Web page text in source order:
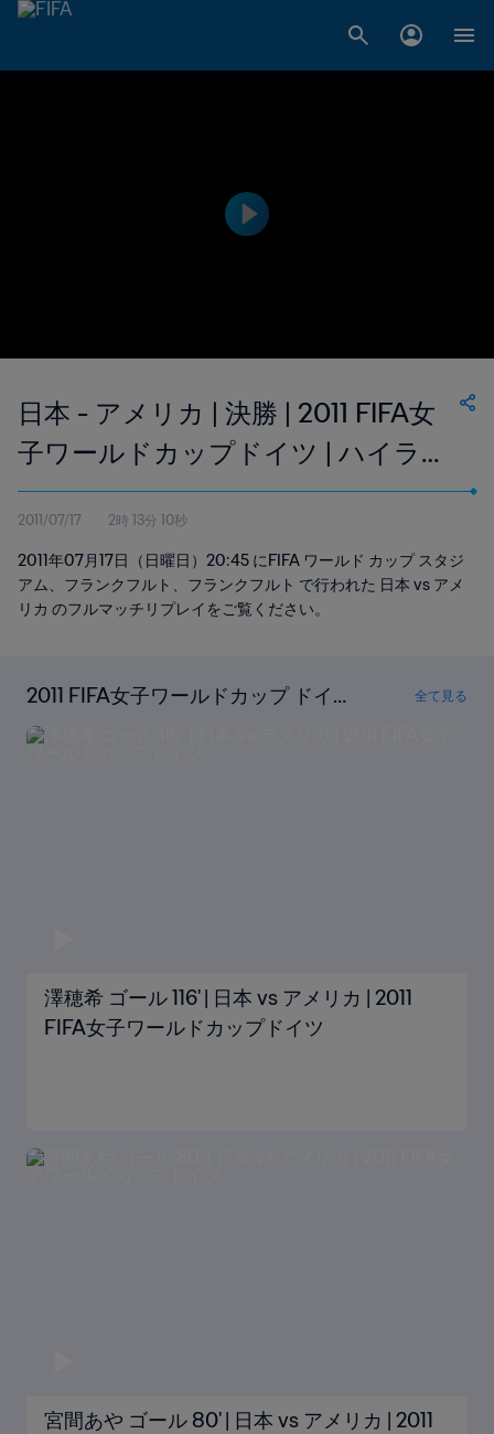
日本 - アメリカ | 決勝 | 2011 FIFA女
子ワールドカップドイツ | ハイライ
ト
2011/07/17 2時 13分 10秒
2011年07月17日（日曜日）20:45 にFIFA ワールド カップ スタジ
アム、フランクフルト、フランクフルト で行われた 日本 vs アメ
リカ のフルマッチリプレイをご覧ください。
2011 FIFA女子ワールドカップ ドイツ
の全ゴールを見る
全て見る
澤穂希 ゴール 116' | 日本 vs アメリカ | 2011
FIFA女子ワールドカップドイツ
宮間あや ゴール 80' | 日本 vs アメリカ | 2011